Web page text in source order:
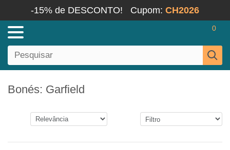
-15% de DESCONTO! Cupom: CH2026
0
Bonés: Garfield